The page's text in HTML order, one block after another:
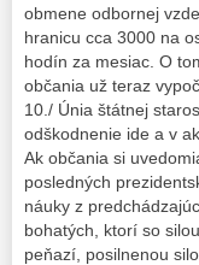
obmene odbornej
hranicu cca 3000 na
hodín za mesiac. O
občania už teraz
10./ Únia štátnej
odškodnenie ide a v
Ak občania si
posledných
náuky z
bohatých, ktorí so
peňazí, posilnenou